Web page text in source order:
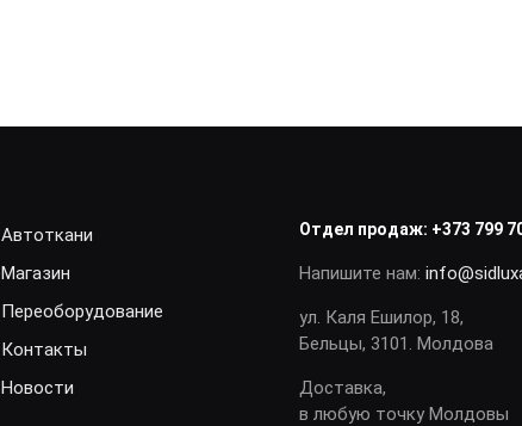
Автоткани
Магазин
Переоборудование
Контакты
Новости
Отдел продаж: +373 799
Напишите нам:
ул. Каля Ешилор, 18,
Бельцы, 3101. Молдова
Доставка,
в любую точку Молдовы